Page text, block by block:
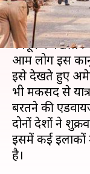
क्या है खबर?
असम समेत
कानून के खिलाफ
आम लोग इस
इसे देखते हुए
भी मकसद से
बरतने की
दोनों देशों ने
इसमें कई इलाकों